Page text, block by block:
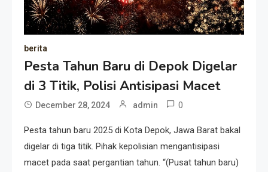
berita
Pesta Tahun Baru di Depok Digelar
di 3 Titik, Polisi Antisipasi Macet
December 28, 2024 admin 0
Pesta tahun baru 2025 di Kota Depok, Jawa Barat bakal
digelar di tiga titik. Pihak kepolisian mengantisipasi
macet pada saat pergantian tahun. “(Pusat tahun baru)